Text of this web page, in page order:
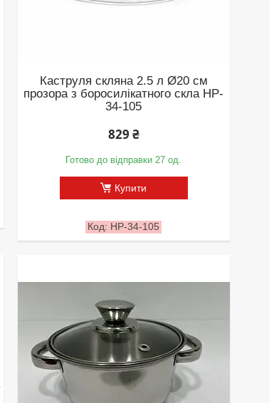
Каструля скляна 2.5 л Ø20 см
прозора з боросилікатного скла HP-
34-105
829 ₴
Готово до відправки 27 од.
Купити
HP-34-105